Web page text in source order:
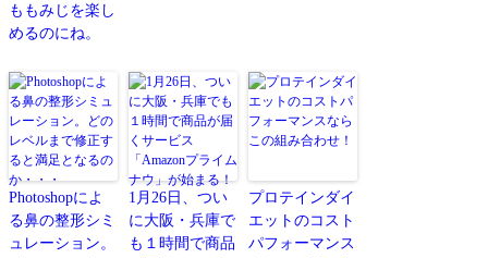
ももみじを楽し
めるのにね。
Photoshopによ
る鼻の整形シミ
ュレーション。
1月26日、つい
に大阪・兵庫で
も１時間で商品
プロテインダイ
エットのコスト
パフォーマンス